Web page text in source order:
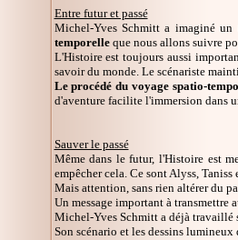
Entre futur et passé
Michel-Yves Schmitt a imaginé
temporelleque nous allons suivre
L'Histoire est toujours aussi
savoir du monde. Le scénariste
Le procédé du voyage spatio-
d'aventure facilite l'immersion dans
Sauver le passé
Même dans le futur, l'Histoire est
empêcher cela. Ce sont Alyss,
Mais attention, sans rien altérer du
Un message important à
Michel-Yves Schmitt a déjà travaillé
Son scénario et les dessins